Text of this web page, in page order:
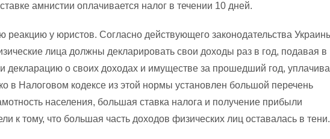
амнистии оплачивается налог в течении 10 дней.
реакцию у юристов. Согласно действующего законодательства
лица должны декларировать свои доходы раз в год, подавая в
декларацию о своих доходах и имуществе за прошедший год,
в Налоговом кодексе из этой нормы установлен большой перечень
населения, большая ставка налога и получение прибыли
к тому, что большая часть доходов физических лиц оставалась в тени.